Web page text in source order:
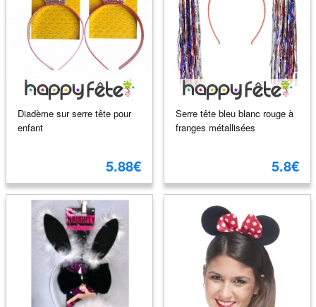
Diadème sur serre tête pour
enfant
5.88€
Serre tête bleu blanc rouge à
franges métallisées
5.8€